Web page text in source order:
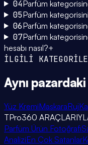
04Parfüm
05Parfüm
06Parfüm
07Parfüm
hesabı nasıl?+
İLGİLİ
Aynı pazardaki
Yüz KremiMaskaraRuj
TPro360
Parfüm Ürün Fotoğrafı
AnaliziEn Çok Satanlar